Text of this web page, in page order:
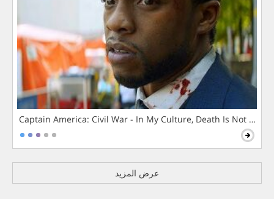
Captain America: Civil War - In My Culture, Death Is Not The
عرض المزيد